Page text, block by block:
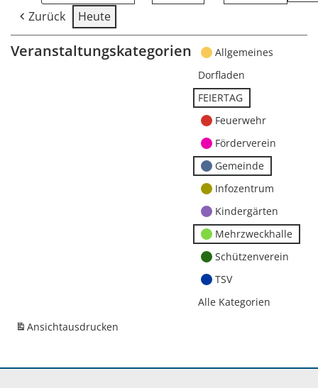
Zurück Heute
Veranstaltungskategorien
Allgemeines
Dorfladen
FEIERTAG
Feuerwehr
Förderverein
Gemeinde
Infozentrum
Kindergärten
Mehrzweckhalle
Schützenverein
TSV
Alle Kategorien
Ansichtausdrucken